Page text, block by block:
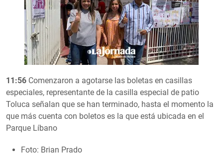
11:56 Comenzaron a agotarse las boletas en casillas
especiales, representante de la casilla especial de patio
Toluca señalan que se han terminado, hasta el momento la
que más cuenta con boletos es la que está ubicada en el
Parque Líbano
Foto: Brian Prado